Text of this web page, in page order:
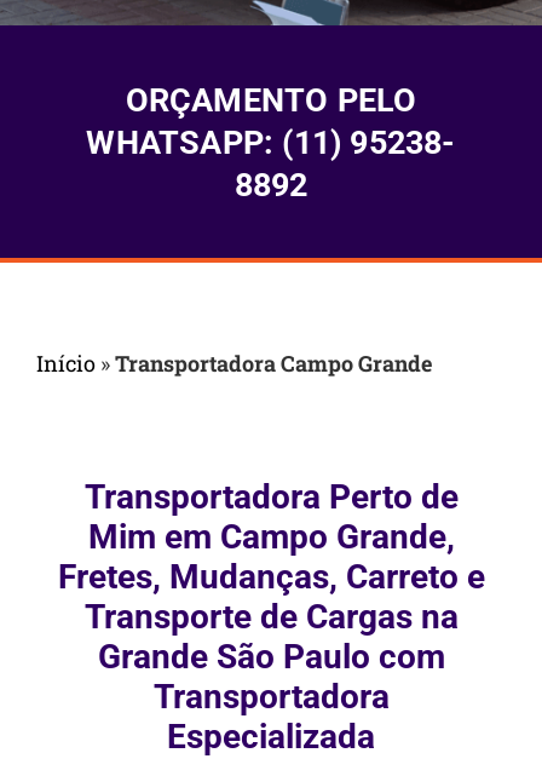
ORÇAMENTO PELO
WHATSAPP: (11) 95238-
8892
Início »Transportadora Campo Grande
Transportadora Perto de
Mim em Campo Grande,
Fretes, Mudanças, Carreto e
Transporte de Cargas na
Grande São Paulo com
Transportadora
Especializada